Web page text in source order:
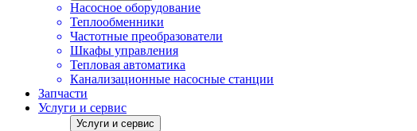
Насосное оборудование
Теплообменники
Частотные преобразователи
Шкафы управления
Тепловая автоматика
Канализационные насосные станции
Запчасти
Услуги и сервис
Услуги и сервис